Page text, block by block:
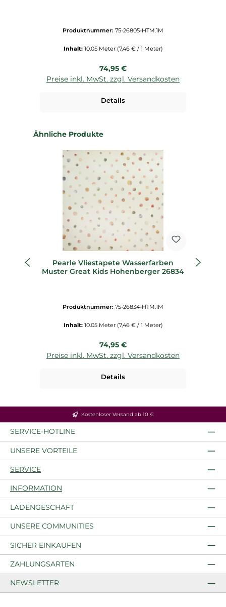
Produktnummer: 75-26805-HTM.1M
Inhalt: 10.05 Meter (7,46 € / 1 Meter)
Regulärer Preis:
74,95 €
Preise inkl. MwSt. zzgl. Versandkosten
Details
Produktgalerie überspringen
Ähnliche Produkte
Pearle Vliestapete Wasserfarben
Muster Great Kids Hohenberger 26834
Produktnummer: 75-26834-HTM.1M
Inhalt: 10.05 Meter (7,46 € / 1 Meter)
Regulärer Preis:
74,95 €
Preise inkl. MwSt. zzgl. Versandkosten
Details
Kostenloser Versand ab 10 €
SERVICE-HOTLINE
UNSERE VORTEILE
SERVICE
INFORMATION
LADENGESCHÄFT
UNSERE COMMUNITIES
SICHER EINKAUFEN
ZAHLUNGSARTEN
NEWSLETTER